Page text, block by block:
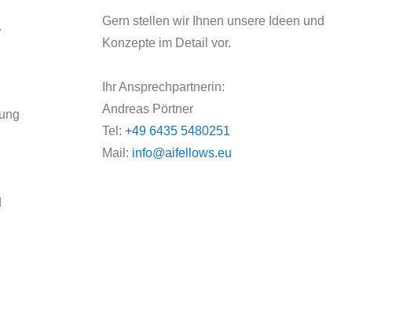
Gern stellen wir Ihnen unsere Ideen und
Konzepte im Detail vor.
Ihr Ansprechpartnerin:
Andreas Pörtner
Tel: +49 6435 5480251
Mail: info@aifellows.eu